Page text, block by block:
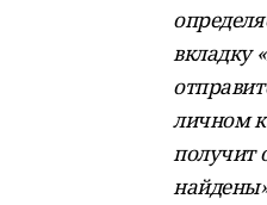
вкладку
личном
получит